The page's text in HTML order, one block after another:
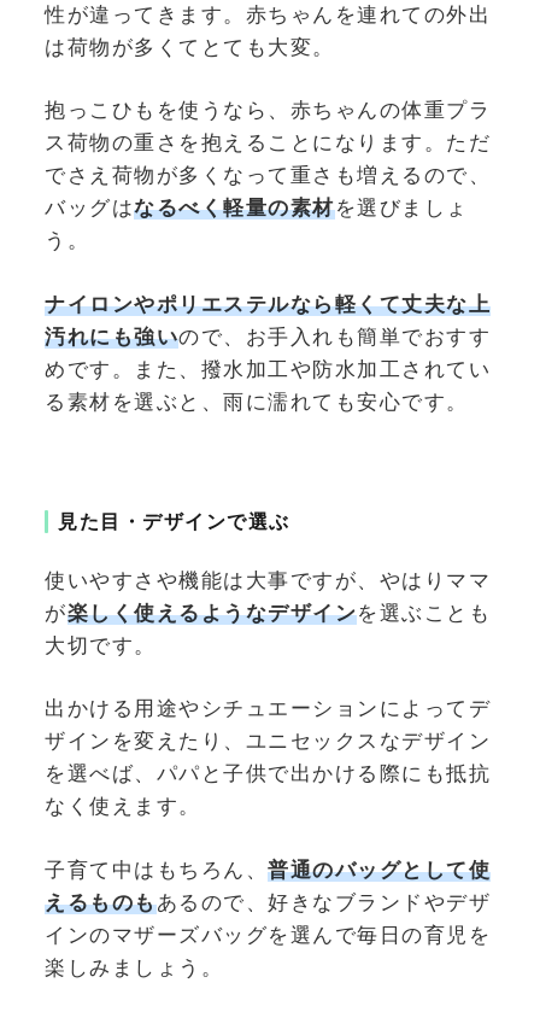
性が違ってきます。赤ちゃんを連れての外出
は荷物が多くてとても大変。
抱っこひもを使うなら、赤ちゃんの体重プラ
ス荷物の重さを抱えることになります。ただ
でさえ荷物が多くなって重さも増えるので、
バッグはなるべく軽量の素材を選びましょ
う。
ナイロンやポリエステルなら軽くて丈夫な上
汚れにも強いので、お手入れも簡単でおすす
めです。また、撥水加工や防水加工されてい
る素材を選ぶと、雨に濡れても安心です。
見た目・デザインで選ぶ
使いやすさや機能は大事ですが、やはりママ
が楽しく使えるようなデザインを選ぶことも
大切です。
出かける用途やシチュエーションによってデ
ザインを変えたり、ユニセックスなデザイン
を選べば、パパと子供で出かける際にも抵抗
なく使えます。
子育て中はもちろん、 普通のバッグとして使
えるものもあるので、好きなブランドやデザ
インのマザーズバッグを選んで毎日の育児を
楽しみましょう。